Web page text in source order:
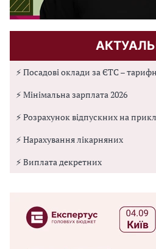
⚡ Посадові оклади за ЄТС –
⚡ Мінімальна зарплата 2026
⚡ Розрахунок відпускних на
⚡ Нарахування лікарняних
⚡ Виплата декретних